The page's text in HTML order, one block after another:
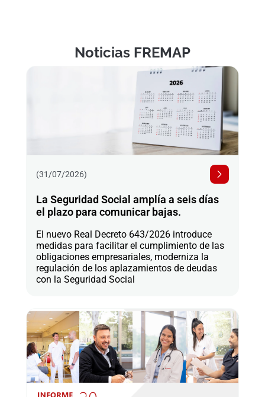
Noticias FREMAP
(31/07/2026)
La Seguridad Social amplía a seis días
el plazo para comunicar bajas.
El nuevo Real Decreto 643/2026 introduce
medidas para facilitar el cumplimiento de las
obligaciones empresariales, moderniza la
regulación de los aplazamientos de deudas
con la Seguridad Social